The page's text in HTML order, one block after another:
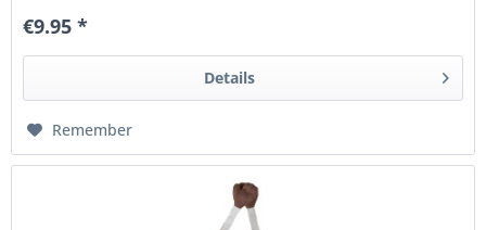
€9.95 *
Details
Remember